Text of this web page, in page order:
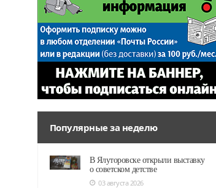
Популярные за неделю
В Ялуторовске открыли выставку
о советском детстве
03 августа 2026